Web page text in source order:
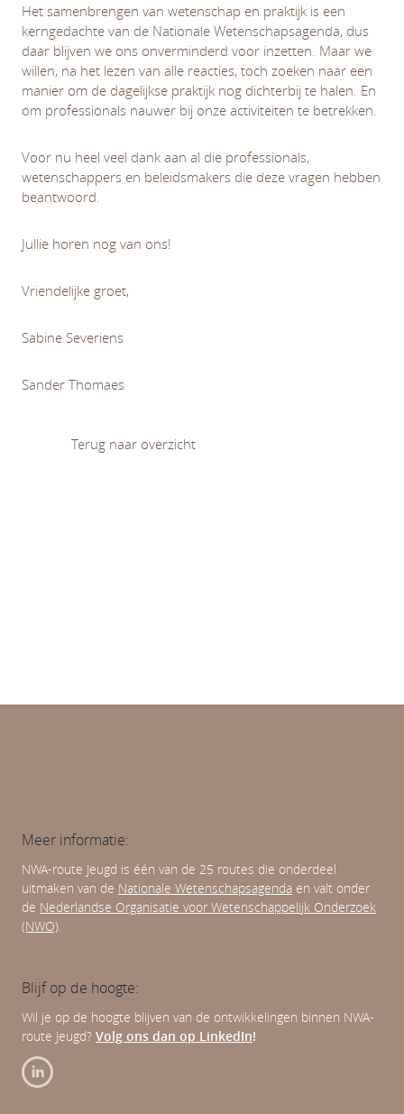
Het samenbrengen van wetenschap en praktijk is een
kerngedachte van de Nationale Wetenschapsagenda, dus
daar blijven we ons onverminderd voor inzetten. Maar we
willen, na het lezen van alle reacties, toch zoeken naar een
manier om de dagelijkse praktijk nog dichterbij te halen. En
om professionals nauwer bij onze activiteiten te betrekken.
Voor nu heel veel dank aan al die professionals,
wetenschappers en beleidsmakers die deze vragen hebben
beantwoord.
Jullie horen nog van ons!
Vriendelijke groet,
Sabine Severiens
Sander Thomaes
Terug naar overzicht
Meer informatie:
NWA-route Jeugd is één van de 25 routes die onderdeel
uitmaken van de Nationale Wetenschapsagenda en valt onder
de Nederlandse Organisatie voor Wetenschappelijk Onderzoek
(NWO).
Blijf op de hoogte:
Wil je op de hoogte blijven van de ontwikkelingen binnen NWA-
route Jeugd? Volg ons dan op LinkedIn!